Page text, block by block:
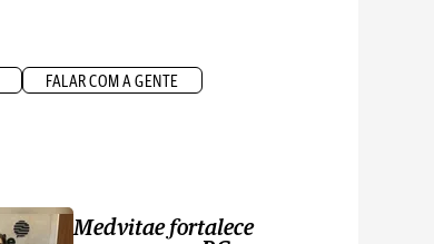
FALAR COM A GENTE
Medvitae fortalece